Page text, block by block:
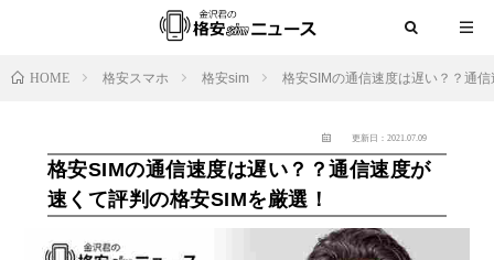
HOME 格安スマホ 格安sim 格安SIMの通信速度は遅い？？通
更新日：2021.07.09
格安SIMの通信速度は遅い？？通信速度が
速くて評判の格安SIMを厳選！